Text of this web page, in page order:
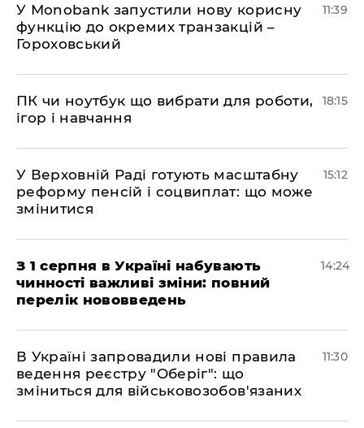
У Мonobank запустили нову корисну
функцію до окремих транзакцій –
Гороховський
11:39
ПК чи ноутбук що вибрати для роботи,
ігор і навчання
18:15
У Верховній Раді готують масштабну
реформу пенсій і соцвиплат: що може
змінитися
15:12
З 1 серпня в Україні набувають
чинності важливі зміни: повний
перелік нововведень
14:24
В Україні запровадили нові правила
ведення реєстру "Оберіг": що
зміниться для військовозобов'язаних
11:30